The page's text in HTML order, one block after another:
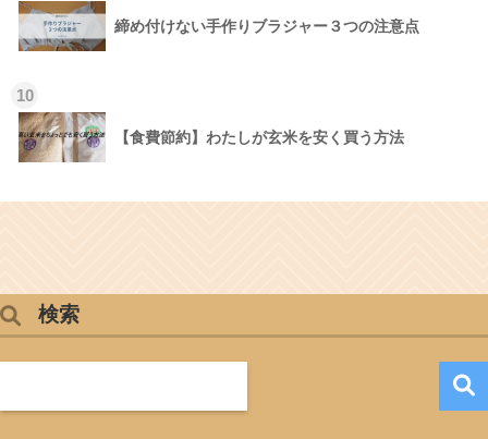
締め付けない手作りブラジャー３つの注意点
10
【食費節約】わたしが玄米を安く買う方法
検索